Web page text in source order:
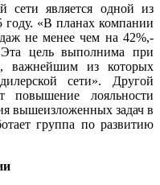
сети является одной из
«В планах компании
не менее чем на 42%,-
Эта цель выполнима при
важнейшим из которых
сети». Другой
повышение лояльности
вышеизложенных задач в
группа по развитию